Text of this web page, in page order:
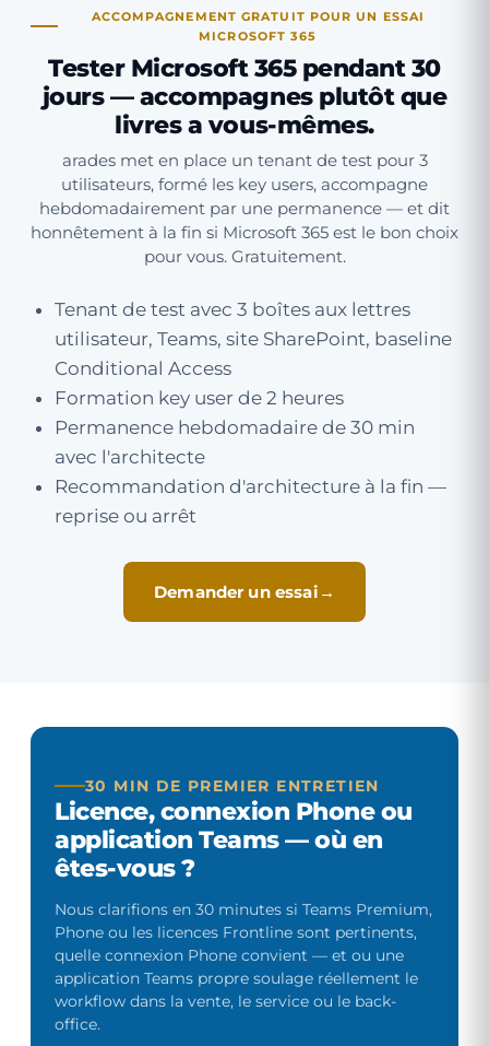
ACCOMPAGNEMENT GRATUIT POUR UN ESSAI
MICROSOFT 365
Tester Microsoft 365 pendant 30
jours — accompagnes plutôt que
livres a vous-mêmes.
arades met en place un tenant de test pour 3
utilisateurs, formé les key users, accompagne
hebdomadairement par une permanence — et dit
honnêtement à la fin si Microsoft 365 est le bon choix
pour vous. Gratuitement.
Tenant de test avec 3 boîtes aux lettres
utilisateur, Teams, site SharePoint, baseline
Conditional Access
Formation key user de 2 heures
Permanence hebdomadaire de 30 min
avec l'architecte
Recommandation d'architecture à la fin —
reprise ou arrêt
Demander un essai
30 MIN DE PREMIER ENTRETIEN
Licence, connexion Phone ou
application Teams — où en
êtes-vous ?
Nous clarifions en 30 minutes si Teams Premium,
Phone ou les licences Frontline sont pertinents,
quelle connexion Phone convient — et ou une
application Teams propre soulage réellement le
workflow dans la vente, le service ou le back-
office.